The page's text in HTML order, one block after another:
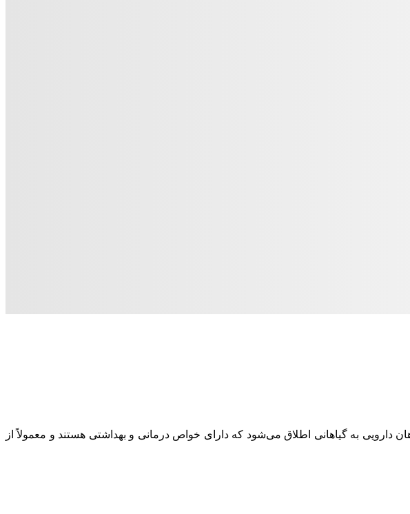
دارویی به گیاهانی اطلاق می‌شود که دارای خواص درمانی و بهداشتی هستند و معمولاً از